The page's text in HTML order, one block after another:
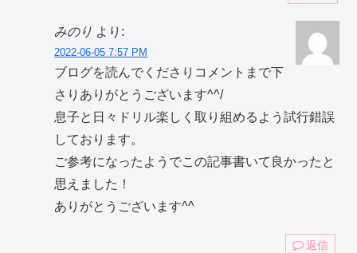
みのり より:
2022-06-05 7:57 PM
ブログを読んでくださりコメントまで下
さりありがとうございます^^/
息子と日々ドリル楽しく取り組めるよう試行錯誤
しております。
ご参考になったようでこの記事書いて良かったと
思えました！
ありがとうございます^^
返信